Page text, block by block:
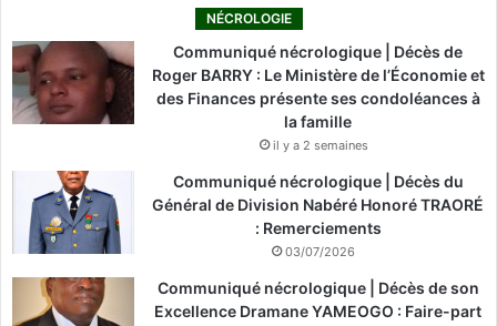
NÉCROLOGIE
Communiqué nécrologique | Décès de
Roger BARRY : Le Ministère de l’Économie et
des Finances présente ses condoléances à
la famille
il y a 2 semaines
Communiqué nécrologique | Décès du
Général de Division Nabéré Honoré TRAORÉ
: Remerciements
03/07/2026
Communiqué nécrologique | Décès de son
Excellence Dramane YAMEOGO : Faire-part